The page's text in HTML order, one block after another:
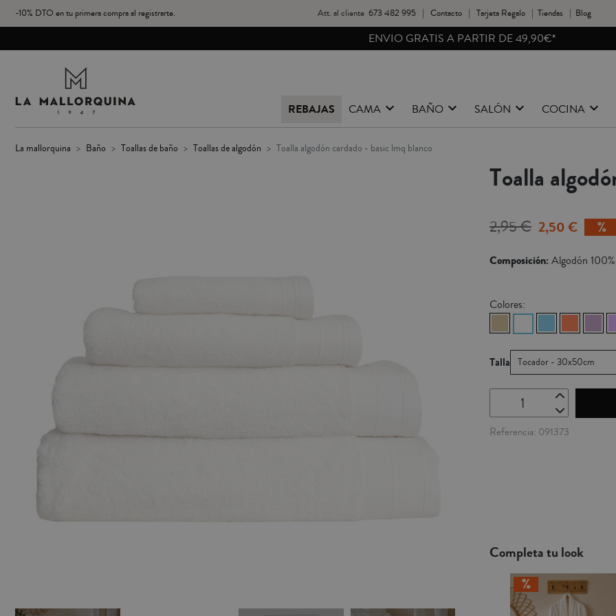
-10% DTO en tu primera compra al registrarte. Att. al cliente 673 482 995| Contacto| Tarjeta Regalo| Tiendas | Blog
ENVIO GRATIS A PARTIR DE 49,90€*
REBAJAS CAMA BAÑO SALÓN COCINA
la mallorquina baño toallas de baño toallas de algodón toalla algodón cardado - basic lmq blanco
Toalla
2,95 € 2,50 €
Composición: Algodón 100%
Colores:
Talla Tocador - 30x50cm
Referencia 091373
Completa tu look